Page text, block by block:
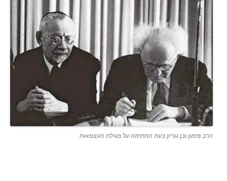
הרב מימון ובן גוריון בעת החתימה על מגילת העצמאות